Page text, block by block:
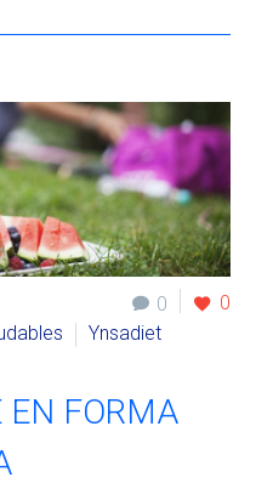
0
0
Ynsadiet
EN FORMA